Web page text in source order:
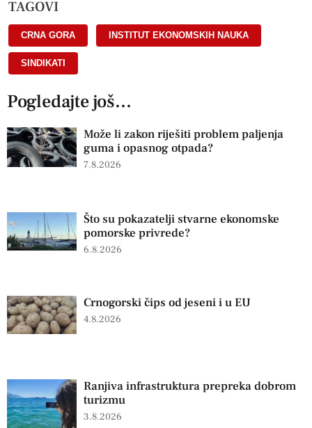
TAGOVI
CRNA GORA INSTITUT EKONOMSKIH NAUKA
SINDIKATI
Pogledajte još...
Može li zakon riješiti problem paljenja
guma i opasnog otpada?
7.8.2026
Što su pokazatelji stvarne ekonomske
pomorske privrede?
6.8.2026
Crnogorski čips od jeseni i u EU
4.8.2026
Ranjiva infrastruktura prepreka dobrom
turizmu
3.8.2026